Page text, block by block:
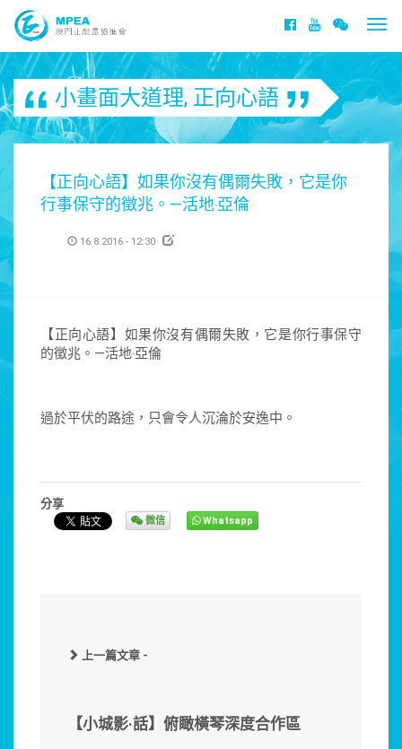
小畫面大道理, 正向心語
【正向心語】如果你沒有偶爾失敗，它是你
行事保守的徵兆。—活地‧亞倫
16.8.2016 - 12:30
【正向心語】如果你沒有偶爾失敗，它是你行事保守
的徵兆。—活地‧亞倫
過於平伏的路途，只會令人沉淪於安逸中。
分享
微信 Whatsapp
上一篇文章 -
【小城影·話】俯瞰橫琴深度合作區